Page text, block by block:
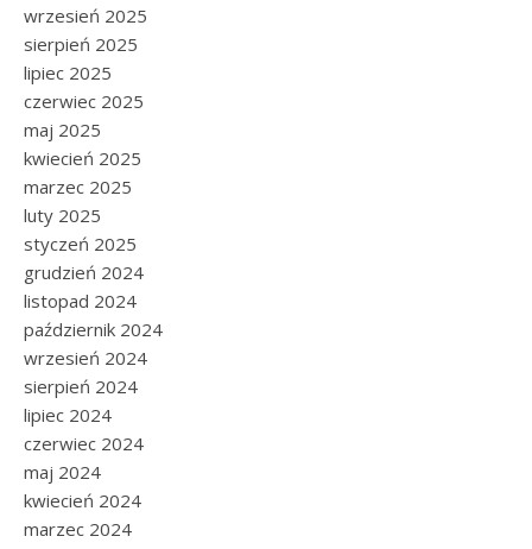
wrzesień 2025
sierpień 2025
lipiec 2025
czerwiec 2025
maj 2025
kwiecień 2025
marzec 2025
luty 2025
styczeń 2025
grudzień 2024
listopad 2024
październik 2024
wrzesień 2024
sierpień 2024
lipiec 2024
czerwiec 2024
maj 2024
kwiecień 2024
marzec 2024